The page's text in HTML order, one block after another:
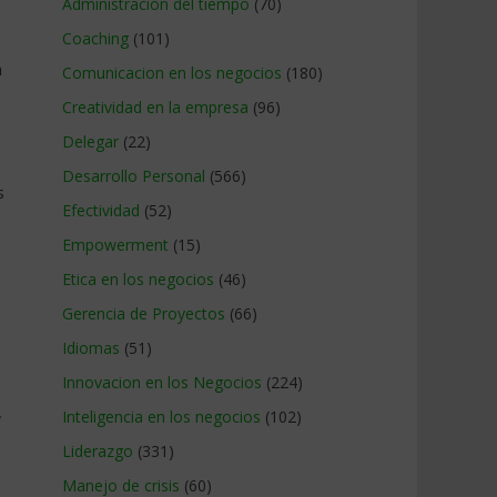
Coaching (101)
Comunicacion en los negocios (180)
Creatividad en la empresa (96)
Delegar (22)
Desarrollo Personal (566)
Efectividad (52)
Empowerment (15)
Etica en los negocios (46)
Gerencia de Proyectos (66)
Idiomas (51)
Innovacion en los Negocios (224)
Inteligencia en los negocios (102)
Liderazgo (331)
Manejo de crisis (60)